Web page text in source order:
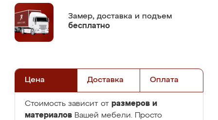
Замер, доставка и подъем
бесплатно
Цена Доставка Оплата
Стоимость зависит от размеров и
материалов Вашей мебели. Просто